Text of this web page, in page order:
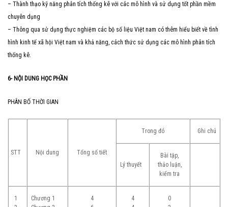
– Thành thạo kỹ năng phân tích thống kê với các mô hình và sử dụng tốt phần mềm
chuyên dụng
– Thông qua sử dụng thực nghiệm các bộ số liệu Việt nam có thêm hiểu biết về tình
hình kinh tế xã hội Việt nam và khả năng, cách thức sử dụng các mô hình phân tích
thống kê.
6- NỘI DUNG HỌC PHẦN
PHÂN BỐ THỜI GIAN
STT Nội dung Tổng số tiết
Trong đó Ghi chú
Lý thuyết
Bài tập,
thảo luận,
kiểm tra
1
Chương 1
4
4
0